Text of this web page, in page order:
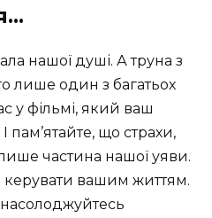
нашої душі. А труна з
лише один з багатьох
у фільмі, який ваш
пам’ятайте, що страхи,
частина нашої уяви.
керувати вашим життям.